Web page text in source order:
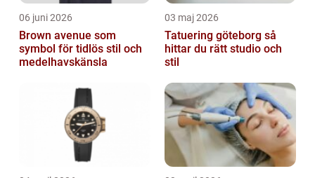
06 juni 2026
Brown avenue som
symbol för tidlös stil och
medelhavskänsla
03 maj 2026
Tatuering göteborg så
hittar du rätt studio och
stil